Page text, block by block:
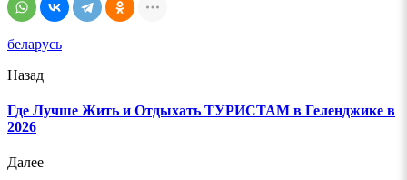
беларусь
Назад
Где Лучше Жить и Отдыхать ТУРИСТАМ в Геленджике в
2026
Далее